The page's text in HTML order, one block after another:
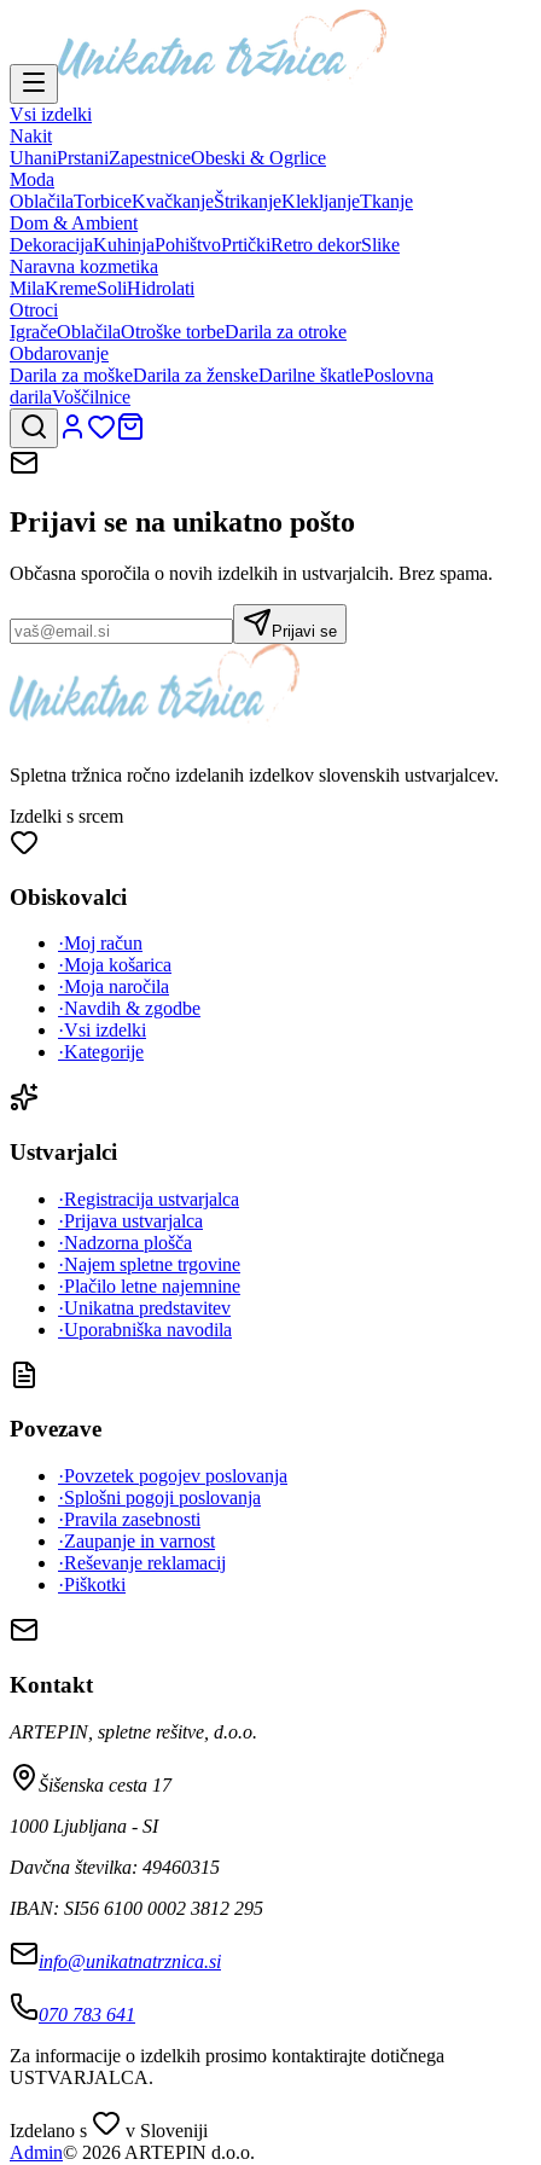
Vsi izdelki
Nakit
UhaniPrstaniZapestniceObeski & Ogrlice
Moda
OblačilaTorbiceKvačkanjeŠtrikanjeKlekljanjeTkanje
Dom & Ambient
DekoracijaKuhinjaPohištvoPrtičkiRetro dekorSlike
Naravna kozmetika
MilaKremeSoliHidrolati
Otroci
IgračeOblačilaOtroške torbeDarila za otroke
Obdarovanje
Darila za moškeDarila za ženskeDarilne škatlePoslovna
darilaVoščilnice
Prijavi se na unikatno pošto
Občasna sporočila o novih izdelkih in ustvarjalcih. Brez spama.
Prijavi se
Spletna tržnica ročno izdelanih izdelkov slovenskih ustvarjalcev.
Izdelki s srcem
Obiskovalci
·Moj račun
·Moja košarica
·Moja naročila
·Navdih & zgodbe
·Vsi izdelki
·Kategorije
Ustvarjalci
·Registracija ustvarjalca
·Prijava ustvarjalca
·Nadzorna plošča
·Najem spletne trgovine
·Plačilo letne najemnine
·Unikatna predstavitev
·Uporabniška navodila
Povezave
·Povzetek pogojev poslovanja
·Splošni pogoji poslovanja
·Pravila zasebnosti
·Zaupanje in varnost
·Reševanje reklamacij
·Piškotki
Kontakt
ARTEPIN, spletne rešitve, d.o.o.
Šišenska cesta 17
1000 Ljubljana - SI
Davčna številka: 49460315
IBAN: SI56 6100 0002 3812 295
info@unikatnatrznica.si
070 783 641
Za informacije o izdelkih prosimo kontaktirajte dotičnega
USTVARJALCA.
Izdelano s
v Sloveniji
Admin© 2026 ARTEPIN d.o.o.